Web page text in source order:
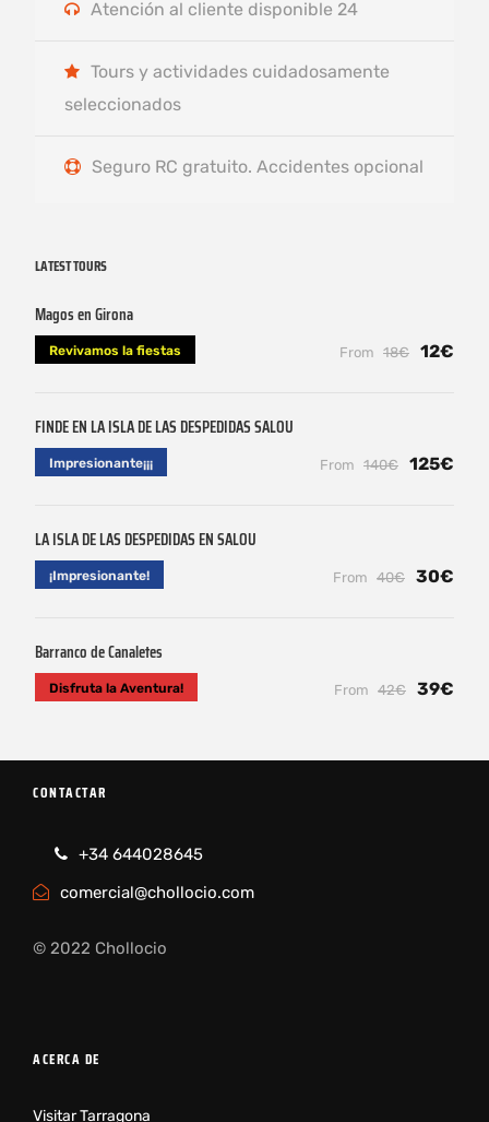
Atención al cliente disponible 24
Tours y actividades cuidadosamente
seleccionados
Seguro RC gratuito. Accidentes opcional
LATEST TOURS
Magos en Girona
Revivamos la fiestas From 18€ 12€
FINDE EN LA ISLA DE LAS DESPEDIDAS SALOU
Impresionante¡¡¡ From 140€ 125€
LA ISLA DE LAS DESPEDIDAS EN SALOU
¡Impresionante! From 40€ 30€
Barranco de Canaletes
Disfruta la Aventura! From 42€ 39€
CONTACTAR
+34 644028645
comercial@chollocio.com
© 2022 Chollocio
ACERCA DE
Visitar Tarragona